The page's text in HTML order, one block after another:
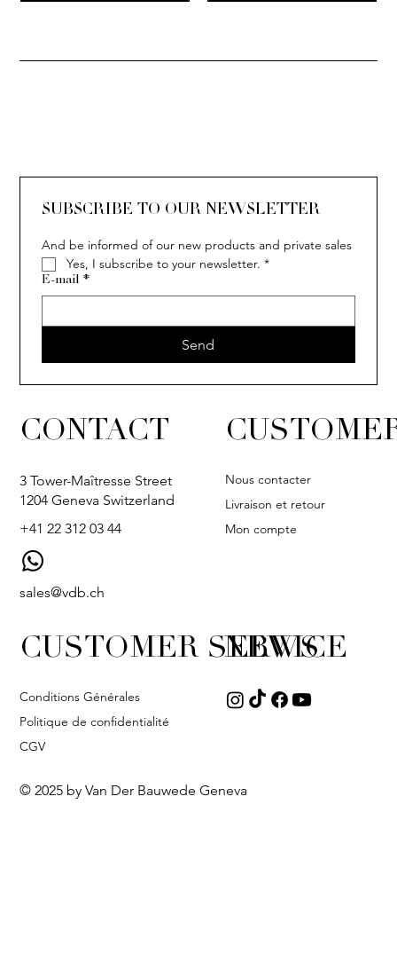
SUBSCRIBE TO OUR NEWSLETTER
And be informed of our new products and private sales
Yes, I subscribe to your newsletter. *
E-mail *
Send
CONTACT
3 Tower-Maîtresse Street
1204 Geneva Switzerland
+41 22 312 03 44
sales@vdb.ch
Nous contacter
Livraison et retour
Mon compte
NEWS
CUSTOMER SERVICE
Conditions Générales
Politique de confidentialité
CGV
© 2025 by Van Der Bauwede Geneva